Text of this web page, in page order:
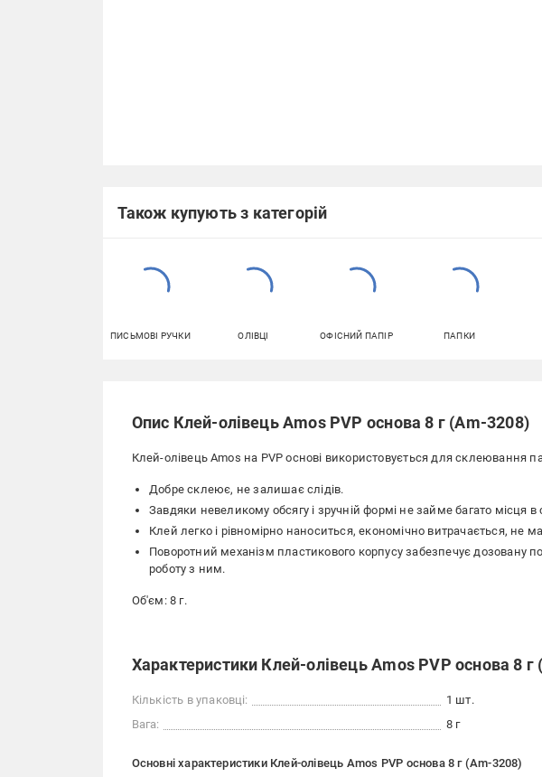
Також купують з категорій
ПИСЬМОВІ РУЧКИ ОЛІВЦІ ОФІСНИЙ ПАПІР ПАПКИ
Опис Клей-олівець Amos PVP основа 8 г (Am-3208)
Клей-олівець Amos на PVP основі використовується для склеювання
Добре склеює, не залишає слідів.
Завдяки невеликому обсягу і зручній формі не займе багато місця в
Клей легко і рівномірно наноситься, економічно витрачається, не
Поворотний механізм пластикового корпусу забезпечує дозовану
роботу з ним.
Об'єм: 8 г.
Характеристики Клей-олівець Amos PVP основа 8 г
Кількість в упаковці:
1 шт.
Вага:
8 г
Основні характеристики Клей-олівець Amos PVP основа 8 г (Am-3208)